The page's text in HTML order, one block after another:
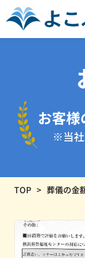
お客
※当社
TOP 葬儀の金